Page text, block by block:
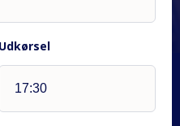
Udkørsel